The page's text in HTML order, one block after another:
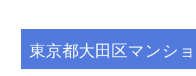
東京都大田区マンシ